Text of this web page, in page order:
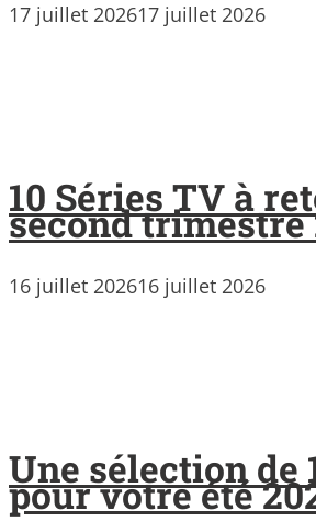
17 juillet 202617 juillet 2026
10 Séries TV à
second trimestre
16 juillet 202616 juillet 2026
Une sélection de
pour votre été